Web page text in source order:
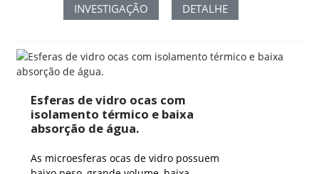
INVESTIGAÇÃO DETALHE
Esferas de vidro ocas com
isolamento térmico e baixa
absorção de água.
As microesferas ocas de vidro possuem